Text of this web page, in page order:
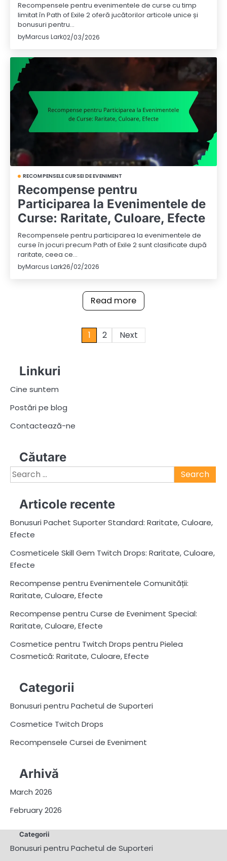
Recompensele pentru evenimentele de curse cu timp
limitat în Path of Exile 2 oferă jucătorilor articole unice și
bonusuri pentru…
byMarcus Lark02/03/2026
RECOMPENSELE CURSEI DE EVENIMENT
Recompense pentru
Participarea la Evenimentele de
Curse: Raritate, Culoare, Efecte
Recompensele pentru participarea la evenimentele de
curse în jocuri precum Path of Exile 2 sunt clasificate după
raritate, ceea ce…
byMarcus Lark26/02/2026
Read more
1 2 Next
Linkuri
Cine suntem
Postări pe blog
Contactează-ne
Căutare
Search
for:
Articole recente
Bonusuri Pachet Suporter Standard: Raritate, Culoare,
Efecte
Cosmeticele Skill Gem Twitch Drops: Raritate, Culoare,
Efecte
Recompense pentru Evenimentele Comunității:
Raritate, Culoare, Efecte
Recompense pentru Curse de Eveniment Special:
Raritate, Culoare, Efecte
Cosmetice pentru Twitch Drops pentru Pielea
Cosmetică: Raritate, Culoare, Efecte
Categorii
Bonusuri pentru Pachetul de Suporteri
Cosmetice Twitch Drops
Recompensele Cursei de Eveniment
Arhivă
March 2026
February 2026
Categorii
Bonusuri pentru Pachetul de Suporteri